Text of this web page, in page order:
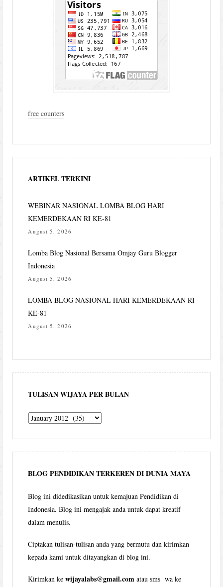
free counters
ARTIKEL TERKINI
WEBINAR NASIONAL LOMBA BLOG HARI
KEMERDEKAAN RI KE-81
August 5, 2026
Lomba Blog Nasional Bersama Omjay Guru Blogger
Indonesia
August 5, 2026
LOMBA BLOG NASIONAL HARI KEMERDEKAAN RI
KE-81
August 5, 2026
TULISAN WIJAYA PER BULAN
Tulisan
per
bulan
BLOG PENDIDIKAN TERKEREN DI DUNIA MAYA
Blog ini didedikasikan untuk kemajuan Pendidikan di
Indonesia. Blog ini mengajak anda untuk dapat kreatif
dalam menulis.
Ciptakan tulisan-tulisan anda yang bermutu dan kirimkan
kepada kami untuk ditayangkan di blog ini.
Kirimkan kewijayalabs@gmail.com atau sms wa ke